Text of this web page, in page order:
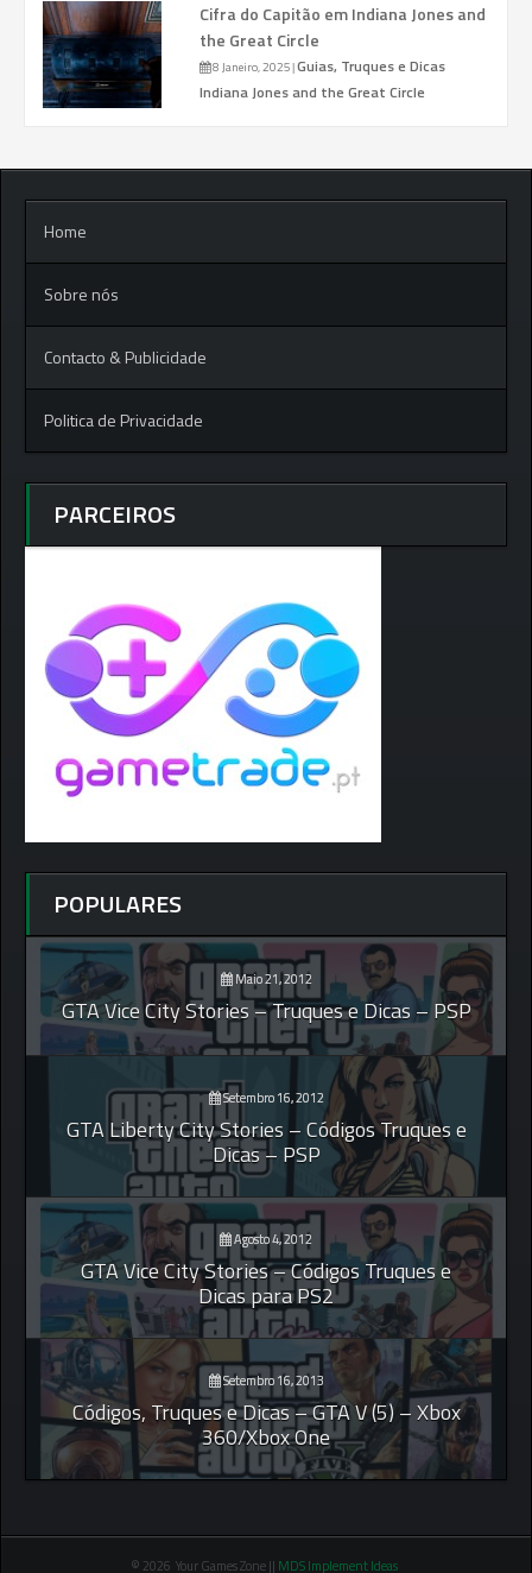
Cifra do Capitão em Indiana Jones and
the Great Circle
8 Janeiro, 2025|Guias, Truques e Dicas
Indiana Jones and the Great Circle
Home
Sobre nós
Contacto & Publicidade
Politica de Privacidade
PARCEIROS
POPULARES
Maio 21, 2012
GTA Vice City Stories – Truques e Dicas – PSP
Setembro 16, 2012
GTA Liberty City Stories – Códigos Truques e
Dicas – PSP
Agosto 4, 2012
GTA Vice City Stories – Códigos Truques e
Dicas para PS2
Setembro 16, 2013
Códigos, Truques e Dicas – GTA V (5) – Xbox
360/Xbox One
© 2026 Your Games Zone || MDS Implement Ideas